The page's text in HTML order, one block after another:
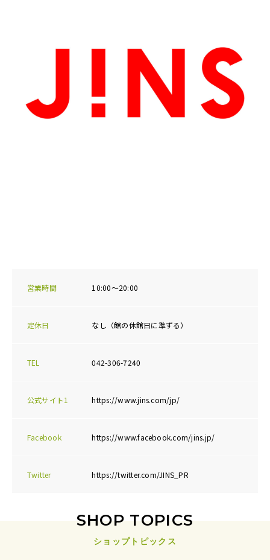
営業時間 10:00～20:00
定休日 なし（館の休館日に準ずる）
TEL 042-306-7240
公式サイト1 https://www.jins.com/jp/
Facebook https://www.facebook.com/jins.jp/
Twitter https://twitter.com/JINS_PR
SHOP TOPICS
ショップトピックス